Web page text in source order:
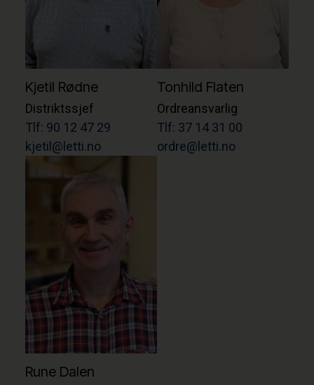
Kjetil Rødne
Distriktssjef
Tlf: 90 12 47 29
kjetil@letti.no
Tonhild Flaten
Ordreansvarlig
Tlf: 37 14 31 00
ordre@letti.no
Rune Dalen